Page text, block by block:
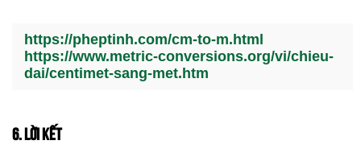
https://pheptinh.com/cm-to-m.html
https://www.metric-conversions.org/vi/chieu-
dai/centimet-sang-met.htm
6. LỜI KẾT